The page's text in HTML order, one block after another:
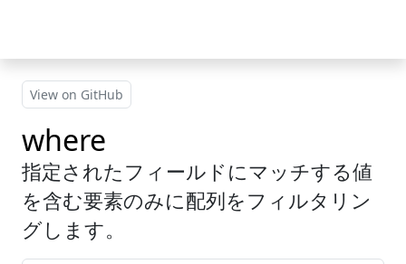
View on GitHub
where
指定されたフィールドにマッチする値
を含む要素のみに配列をフィルタリン
グします。